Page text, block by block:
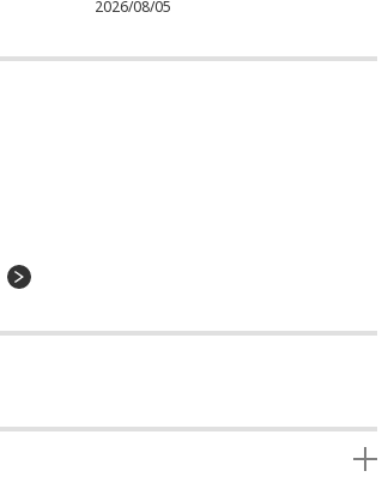
2026/08/05